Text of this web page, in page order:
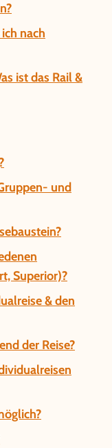
nach
ist das Rail &
und
Superior)?
& den
der Reise?